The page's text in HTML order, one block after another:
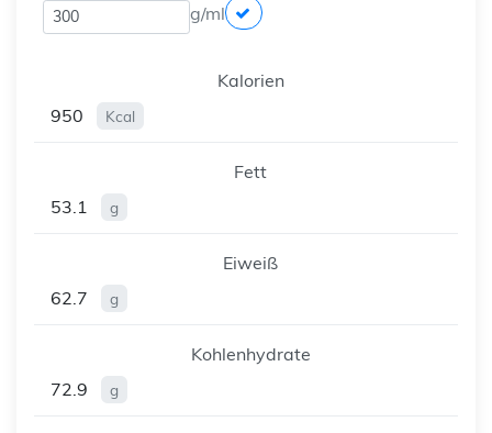
g/ml
Kalorien
950
Kcal
Fett
53.1
g
Eiweiß
62.7
g
Kohlenhydrate
72.9
g